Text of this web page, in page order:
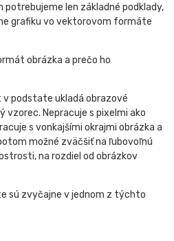
potrebujeme len základné podklady,
grafiku vo vektorovom formáte
obrázka a prečo ho
podstate ukladá obrazové
Nepracuje s pixelmi ako
s vonkajšími okrajmi obrázka a
možné zväčšiť na ľubovoľnú
na rozdiel od obrázkov
sú zvyčajne v jednom z týchto